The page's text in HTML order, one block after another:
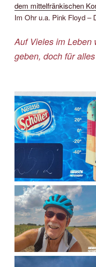
dem mittelfränkischen
Im Ohr u.a. Pink Floyd –
Auf Vieles im Leben
geben, doch für